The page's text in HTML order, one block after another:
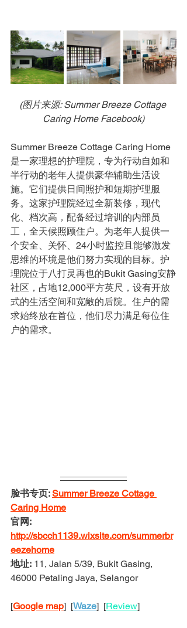
(图片来源: Summer Breeze Cottage
Caring Home Facebook)
Summer Breeze Cottage Caring Home
是一家理想的护理院，专为行动自如和
半行动的老年人提供豪华辅助生活设
施。它们提供日间照护和短期护理服
务。这家护理院经过全新装修，现代
化、档次高，配备经过培训的内部员
工，全天候照顾住户。为老年人提供一
个安全、关怀、24小时监控且能够激发
思维的环境是他们努力实现的目标。护
理院位于八打灵再也的Bukit Gasing安静
社区，占地12,000平方英尺，设有开放
式的生活空间和宽敞的后院。住户的需
求始终放在首位，他们尽力满足每位住
户的需求。
脸书专页: Summer Breeze Cottage
Caring Home
官网:
http://sbcch1139.wixsite.com/summerbr
eezehome
地址: 11, Jalan 5/39, Bukit Gasing,
46000 Petaling Jaya, Selangor
[Google map]  [Waze]  [Review]